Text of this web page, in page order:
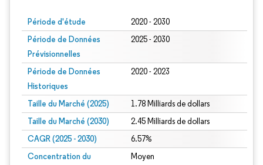
Période d'étude 2020 - 2030
Période de Données
Prévisionnelles
2025 - 2030
Période de Données
Historiques
2020 - 2023
Taille du Marché (2025) 1.78 Milliards de dollars
Taille du Marché (2030) 2.45 Milliards de dollars
CAGR (2025 - 2030) 6.57%
Concentration du
Moyen